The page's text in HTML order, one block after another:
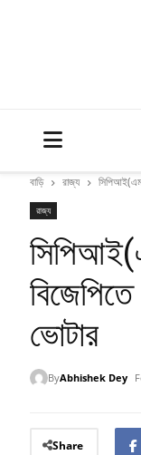
বাড়ি রাজ্য
রাজ্য
ভোটার
ByAbhishek Dey
Share